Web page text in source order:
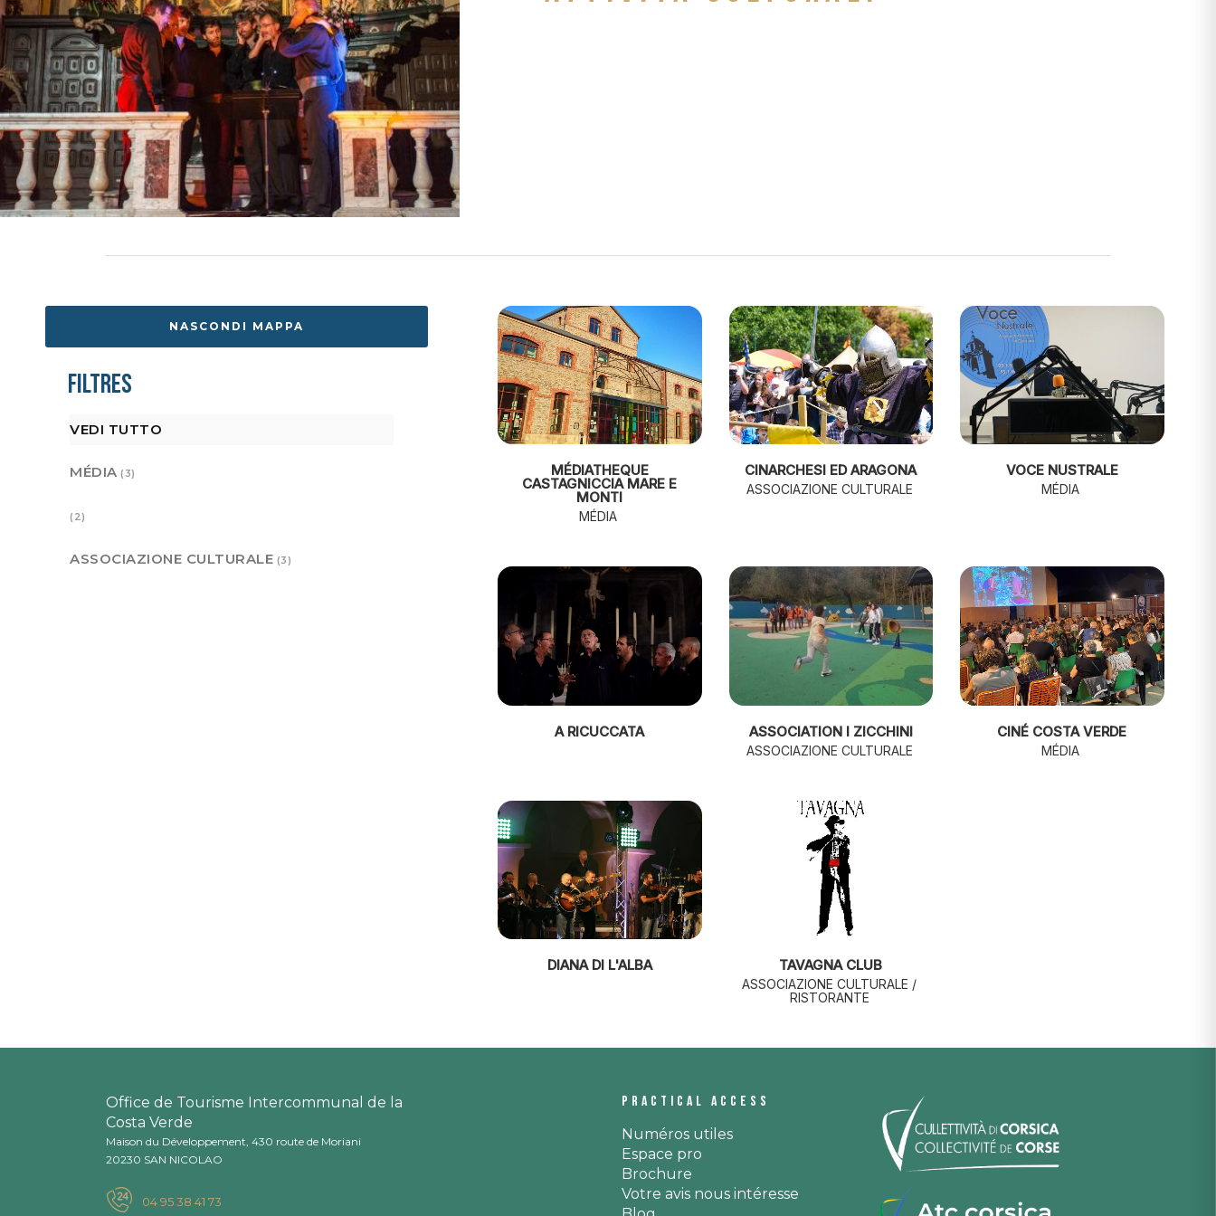
NASCONDI MAPPA
Filtres
VEDI TUTTO
MÉDIA (3)
(2)
ASSOCIAZIONE CULTURALE (3)
MÉDIATHEQUE
CASTAGNICCIA MARE E
MONTI
MÉDIA
CINARCHESI ED ARAGONA
ASSOCIAZIONE CULTURALE
VOCE NUSTRALE
MÉDIA
A RICUCCATA ASSOCIATION I ZICCHINI
ASSOCIAZIONE CULTURALE
CINÉ COSTA VERDE
MÉDIA
DIANA DI L'ALBA TAVAGNA CLUB
ASSOCIAZIONE CULTURALE /
RISTORANTE
Office de Tourisme Intercommunal de la
Costa Verde
Maison du Développement, 430 route de Moriani
20230 SAN NICOLAO
04 95 38 41 73
Practical access
Numéros utiles
Espace pro
Brochure
Votre avis nous intéresse